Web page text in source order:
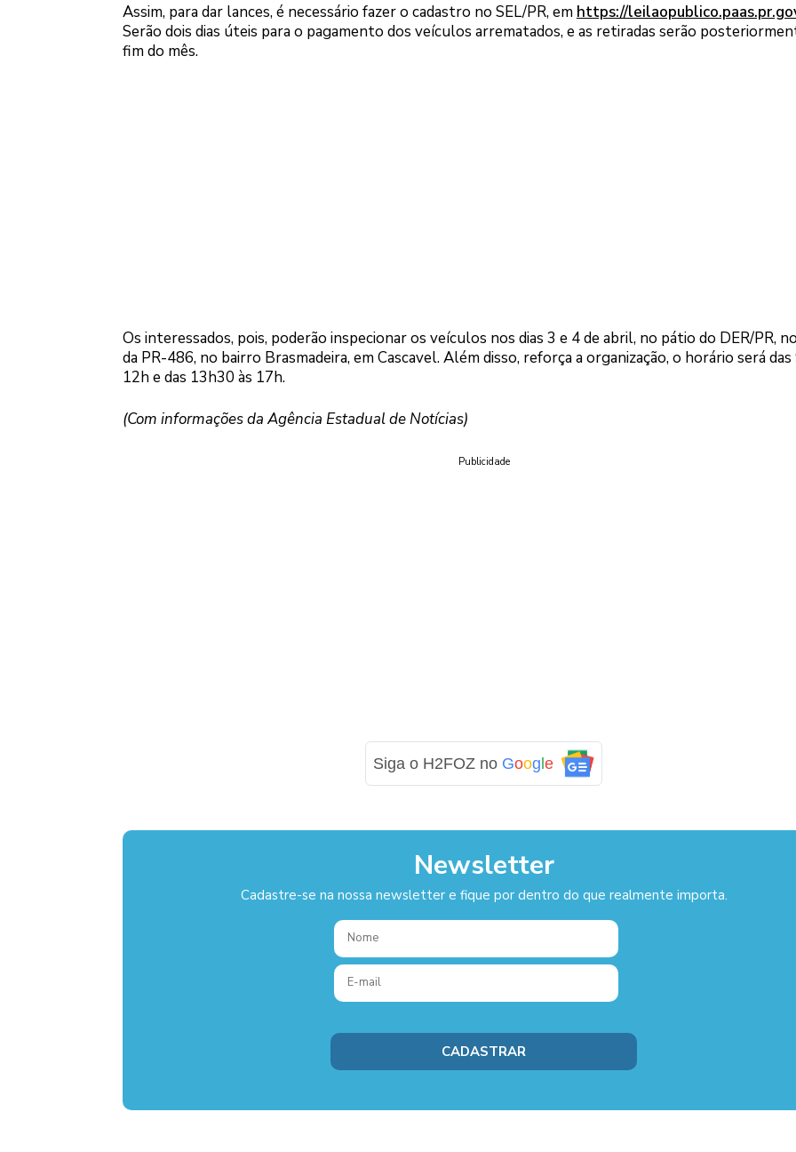
Assim, para dar lances, é necessário fazer o cadastro no SEL/PR, em https://
Serão dois dias úteis para o pagamento dos veículos arrematados, e as retiradas serão
fim do mês.
Os interessados, pois, poderão inspecionar os veículos nos dias 3 e 4 de abril, no pátio do DER/PR,
da PR-486, no bairro Brasmadeira, em Cascavel. Além disso, reforça a organização, o horário será das
12h e das 13h30 às 17h.
(Com informações da Agência Estadual de Notícias)
Publicidade
Siga o H2FOZ no Goog le
Newsletter
Cadastre-se na nossa newsletter e fique por dentro do que realmente importa.